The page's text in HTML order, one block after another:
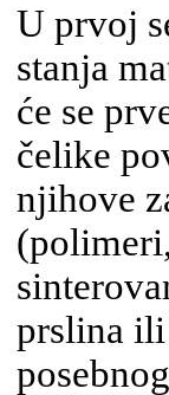
U prvoj
stanja
će se
čelike
nji­ho­ve
prslina ili